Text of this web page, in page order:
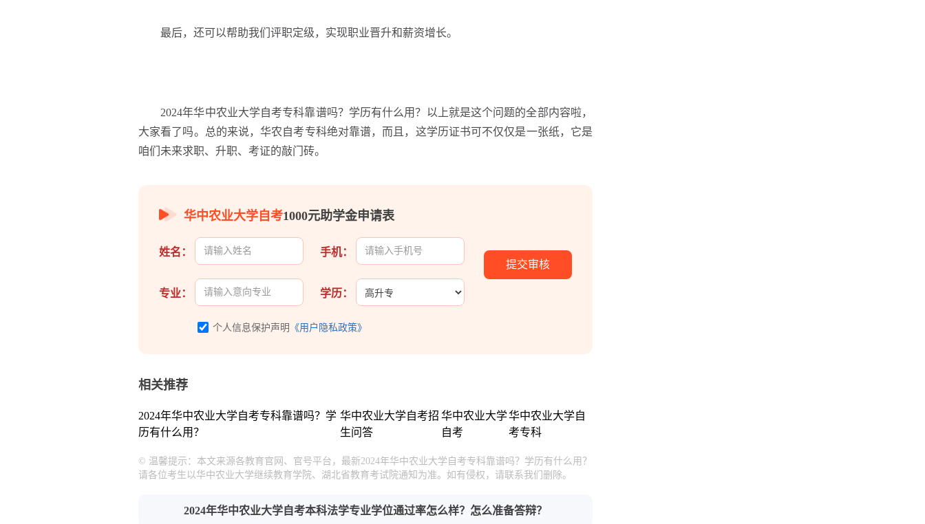
最后，还可以帮助我们评职定级，实现职业晋升和薪资增长。
2024年华中农业大学自考专科靠谱吗？学历有什么用？以上就是这个问题的全部内容啦，
大家看了吗。总的来说，华农自考专科绝对靠谱，而且，这学历证书可不仅仅是一张纸，它是
咱们未来求职、升职、考证的敲门砖。
华中农业大学自考1000元助学金申请表
姓名： 手机：
专业： 学历：
个人信息保护声明 《用户隐私政策》
相关推荐
2024年华中农业大学自考专科靠谱吗？学
历有什么用？
华中农业大学自考招
生问答
华中农业大学
自考
华中农业大学自
考专科
© 温馨提示：本文来源各教育官网、官号平台，最新2024年华中农业大学自考专科靠谱吗？学历有什么用？
请各位考生以华中农业大学继续教育学院、湖北省教育考试院通知为准。如有侵权，请联系我们删除。
2024年华中农业大学自考本科法学专业学位通过率怎么样？怎么准备答辩？